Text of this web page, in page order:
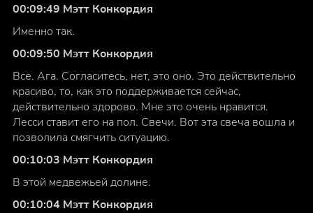
00:09:49 Мэтт Конкордия
Именно так.
00:09:50 Мэтт Конкордия
Все. Ага. Согласитесь, нет, это оно. Это действительно
красиво, то, как это поддерживается сейчас,
действительно здорово. Мне это очень нравится.
Лесси ставит его на пол. Свечи. Вот эта свеча вошла и
позволила смягчить ситуацию.
00:10:03 Мэтт Конкордия
В этой медвежьей долине.
00:10:04 Мэтт Конкордия